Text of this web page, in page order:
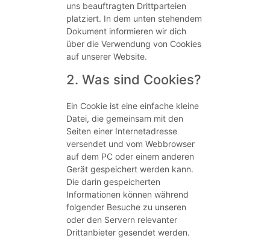
uns beauftragten Drittparteien
platziert. In dem unten stehendem
Dokument informieren wir dich
über die Verwendung von Cookies
auf unserer Website.
2. Was sind Cookies?
Ein Cookie ist eine einfache kleine
Datei, die gemeinsam mit den
Seiten einer Internetadresse
versendet und vom Webbrowser
auf dem PC oder einem anderen
Gerät gespeichert werden kann.
Die darin gespeicherten
Informationen können während
folgender Besuche zu unseren
oder den Servern relevanter
Drittanbieter gesendet werden.